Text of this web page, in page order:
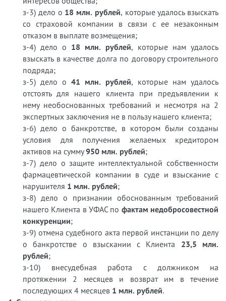
з-3) дело о 18 млн. рублей, которые удалось взыскать
со страховой компании в связи с ее незаконным
отказом в выплате возмещения;
з-4) дело о 18 млн. рублей, которые нам удалось
взыскать в качестве долга по договору строительного
подряда;
з-5) дело о 41 млн. рублей, которые нам удалось
отстоять для нашего клиента при предъявлении к
нему необоснованных требований и несмотря на 2
экспертных заключения не в пользу нашего клиента;
з-6) дело о банкротстве, в котором были созданы
условия для получения желаемых кредитором
активов на сумму950 млн. рублей;
з-7) дело о защите интеллектуальной собственности
фармацевтической компании в суде и взыскание с
нарушителя 1 млн. рублей;
з-8) дело о признании обоснованным требований
нашего Клиента в УФАС по фактам недобросовестной
конкуренции;
з-9) отмена судебного акта первой инстанции по делу
о банкротстве о взыскании с Клиента 23,5 млн.
рублей;
з-10) внесудебная работа с должником на
протяжении 2 месяцев и возврат им в течение
последующих 4 месяцев 1 млн. рублей.